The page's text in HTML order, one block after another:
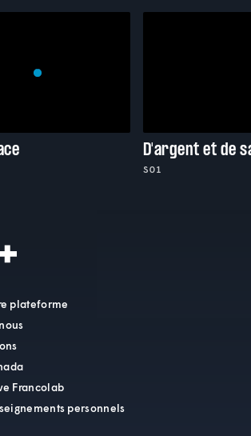
D'argent et de
S01
plateforme
Francolab
personnels